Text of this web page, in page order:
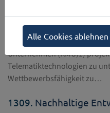
der Telematik
Ziel der Förderung ist es
Unternehmen (KMU)1)
Telematiktechnologien zu
Wettbewerbsfähigkeit zu…
1309. Nachhaltige
Alle Cookies ablehnen